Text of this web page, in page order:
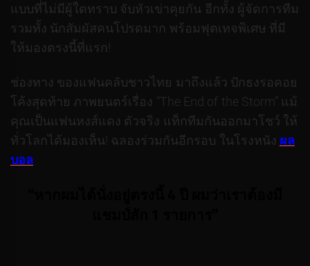
แบบที่ไม่มีผู้ใดทราบ จับหัวเข่าคุยกัน อีกทั้ง ผู้จัดการทีม
รวมทั้ง นักสัมผัสคนโปรดมาก พร้อมฟุตเทจพิเศษ ที่มี
ให้มองตรงนี้ที่แรก!
ช่องทาง ของแฟนคลับชาวไทย มาถึงแล้ว ปักธงรอคอย
โค้งสุดท้าย ภาพยนตร์เรื่อง “The End of the Storm” แม้
คุณเป็นแฟนหงส์แดง ตัวจริง แท็กทีมกันออกมาโชว์ ให้
ทั่วโลกได้มองเห็น! ฉลองร่วมกันอีกรอบ ในโรงหนัง ผล
บอล